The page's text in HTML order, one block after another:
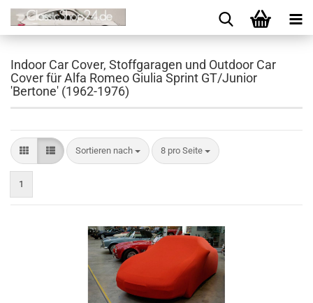
Indoor Car Cover, Stoffgaragen und Outdoor Car
Cover für Alfa Romeo Giulia Sprint GT/Junior
'Bertone' (1962-1976)
Sortieren nach 8 pro Seite
1